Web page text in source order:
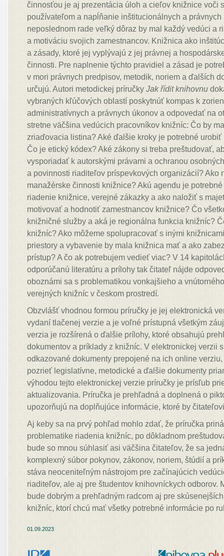
činnosťou je aj prezentácia úloh a cieľov knižnice voči
používateľom a napĺňanie inštitucionálnych a
neposlednom rade veľký dôraz by mal každý vedúci a
a motiváciu svojich zamestnancov. Knižnica ako
a zásady, ktoré jej vyplývajú z jej právnej a
činnosti. Pre naplnenie týchto pravidiel a zásad je
v mori právnych predpisov, metodik, noriem a ďalších
určujú. Autori metodickej príručkyJak řídit knihovnu
vybraných kľúčových oblastí poskytnúť kompas k
administratívnych a právnych úkonov a odpovedať na
stretne väčšina vedúcich pracovníkov knižníc: Čo by
zriaďovacia listina? Aké ďalšie kroky je potrebné
Čo je etický kódex? Aké zákony si treba preštudovať,
vysporiadať k autorskými právami a ochranou
a povinnosti riaditeľov príspevkových organizácií? Ako
manažérske činnosti knižnice? Akú agendu je
riadenie knižnice, verejné zákazky a ako naložiť s
motivovať a hodnotiť zamestnancov knižnice? Čo
knižničné služby a aká je regionálna funkcia knižníc?
knižníc? Ako môžeme spolupracovať s inými
priestory a vybavenie by mala knižnica mať a ako
prístup? A čo ak potrebujem vedieť viac? V 14
odporúčanú literatúru a prílohy tak čitateľ nájde
oboznámi sa s problematikou vonkajšieho a
verejných knižníc v českom prostredí.
Obzvlášť vhodnou formou príručky je jej elektronická
vydaní tlačenej verzie a je voľné prístupná všetkým
verzia je rozšírená o ďalšie prílohy, ktoré obsahujú
dokumentov a príklady z knižníc. V elektronickej verzii
odkazované dokumenty prepojené na ich online
pozrieť legislatívne, metodické a ďalšie dokumenty
výhodou tejto elektronickej verzie príručky je prísľub
aktualizovania. Príručka je prehľadná a doplnená o
upozorňujú na doplňujúce informácie, ktoré by
Aj keby sa na prvý pohľad mohlo zdať, že príručka
problematike riadenia knižníc, po dôkladnom
bude so mnou súhlasiť asi väčšina čitateľov, že sa
komplexný súbor pokynov, zákonov, noriem, štúdií a
stáva neoceniteľným nástrojom pre začínajúcich
riaditeľov, ale aj pre študentov knihovníckych odborov.
bude dobrým a prehľadným radcom aj pre
knižníc, ktorí chcú mať všetky potrebné informácie po
01.09.2023